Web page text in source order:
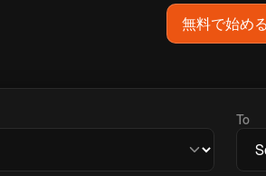
無料で始める
To